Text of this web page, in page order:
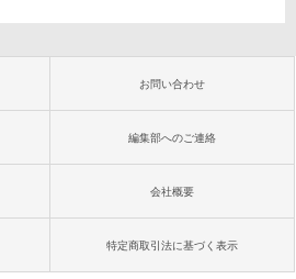
お問い合わせ
編集部へのご連絡
会社概要
特定商取引法に基づく表示